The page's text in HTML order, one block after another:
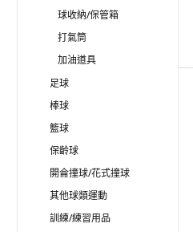
球收納/保管箱
打氣筒
加油道具
足球
棒球
籃球
保齡球
開侖撞球/花式撞球
其他球類運動
訓練/練習用品